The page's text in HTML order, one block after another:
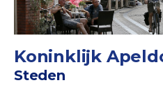
Koninklijk
Steden